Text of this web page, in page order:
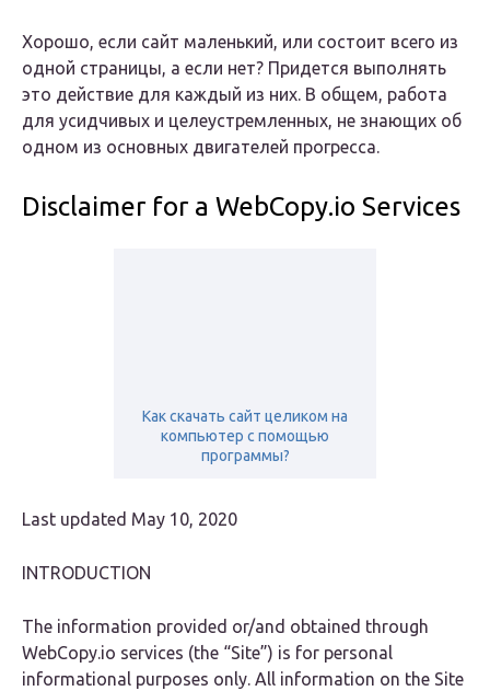
Хорошо, если сайт маленький, или состоит всего из
одной страницы, а если нет? Придется выполнять
это действие для каждый из них. В общем, работа
для усидчивых и целеустремленных, не знающих об
одном из основных двигателей прогресса.
Disclaimer for a WebCopy.io Services
Как скачать сайт целиком на
компьютер с помощью
программы?
Last updated May 10, 2020
INTRODUCTION
The information provided or/and obtained through
WebCopy.io services (the “Site”) is for personal
informational purposes only. All information on the Site